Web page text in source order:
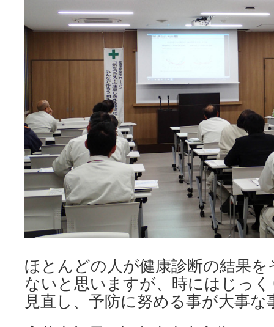
ほとんどの人が健康診断の結果
ないと思いますが、時にはじっ
見直し、予防に努める事が大事